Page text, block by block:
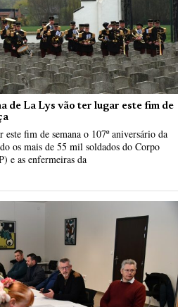
de La Lys vão ter lugar este fim de
fim de semana o 107º aniversário da
os mais de 55 mil soldados do Corpo
e as enfermeiras da